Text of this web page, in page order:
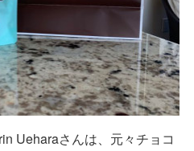
Ueharaさんは、元々チョコ